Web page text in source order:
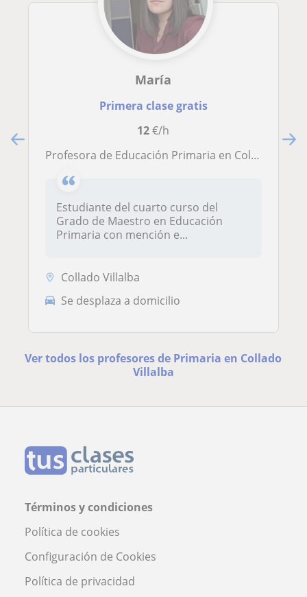
María
Primera clase gratis
12€/h
Profesora de Educación Primaria en Collado Villalba
Estudiante del cuarto curso del
Grado de Maestro en Educación
Primaria con mención e...
Collado Villalba
Se desplaza a domicilio
Ver todos los profesores de Primaria en Collado
Villalba
Términos y condiciones
Política de cookies
Configuración de Cookies
Política de privacidad